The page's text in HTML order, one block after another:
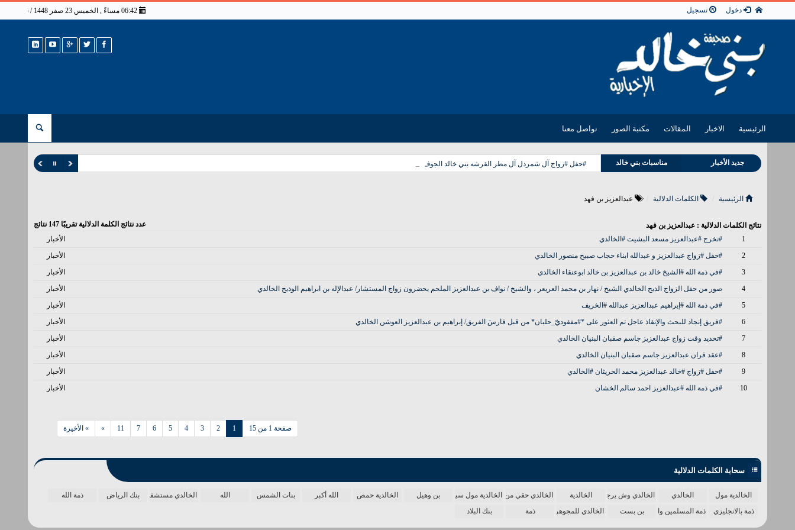
دخول تسجيل
الرئيسية الاخبار المقالات مكتبة الصور تواصل معنا
جديد الأخبار مناسبات بني خالد #حفل #زواج آل شمردل آل مطر القرشه بني خالد الجوف
الرئيسية الكلمات الدلالية عبدالعزيز بن فهد
نتائج الكلمات الدلالية : عبدالعزيز بن فهد عدد نتائج الكلمة الدلالية تقريبًا 147 نتائج
1
#تخرج #عبدالعزيز مسعد البشيت #الخالدي
الأخبار
2
#حفل #زواج عبدالعزيز و عبدالله ابناء حجاب صبيح منصور الخالدي
الأخبار
3
#في ذمة الله #الشيخ خالد بن عبدالعزيز بن خالد ابوعنقاء الخالدي
الأخبار
4
صور من حفل الزواج الذيح الخالدي الشيخ / نهار بن محمد العريعر ، والشيخ / نواف بن عبدالعزيز الملحم يحضرون زواج المستشار/ عبدالإله بن ابراهيم الوذيح الخالدي ‏
الأخبار
5
#في ذمة الله #إبراهيم عبدالعزيز عبدالله #الخريف
الأخبار
6
#فريق إنجاد للبحث والإنقاذ عاجل تم العثور على *#مفقوديّ_حلبان* من قبل فارسَ الفريق/ إبراهيم بن عبدالعزيز العوشن الخالدي
الأخبار
7
#تحديد وقت زواج عبدالعزيز جاسم صقبان البنيان الخالدي
الأخبار
8
#عقد قران عبدالعزيز جاسم صقبان البنيان الخالدي
الأخبار
9
#حفل #زواج #خالد عبدالعزيز محمد الحريثان #الخالدي
الأخبار
10
#في ذمة الله #عبدالعزيز احمد سالم الخشان الأخبار
صفحة 1 من 15 1
2
3
4
5
6
7
11
» » الأخيرة
سحابة الكلمات الدلالية
الخالدية مول الخالدي الخالدي وش يرجع الخالدية الخالدي حقي من الدنياالخالدية مول سينما بن وهيل الخالدية حمص الله أكبر بنات الشمس الله الخالدي مستشفى بنك الرياض
ذمة الله
ذمة بالانجليزي
ذمة المسلمين واحدة بن بست الخالدي للمجوهرات ذمة بنك البلاد